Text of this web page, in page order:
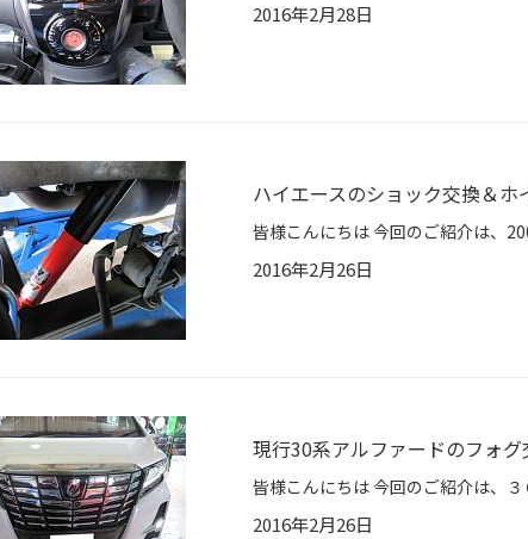
2016年2月28日
ハイエースのショック交換＆ホ
2016年2月26日
現行30系アルファードのフォグ
2016年2月26日